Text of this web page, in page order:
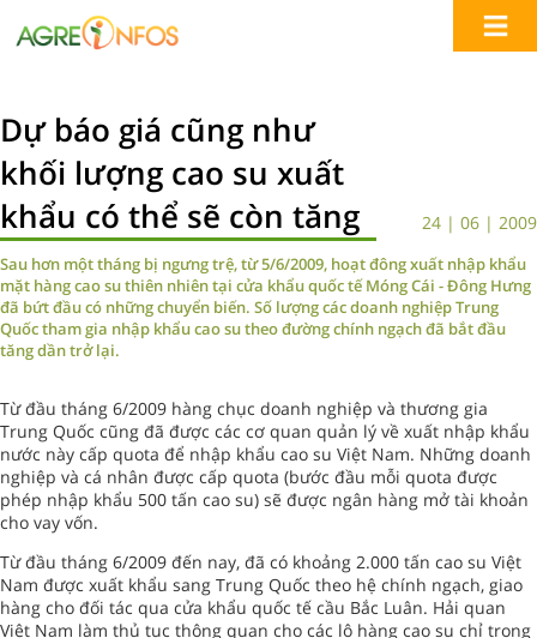
Dự báo giá cũng như
khối lượng cao su xuất
khẩu có thể sẽ còn tăng
24 | 06 | 2009
Sau hơn một tháng bị ngưng trệ, từ 5/6/2009, hoạt đông xuất nhập khẩu
mặt hàng cao su thiên nhiên tại cửa khẩu quốc tế Móng Cái - Đông Hưng
đã bứt đầu có những chuyển biến. Số lượng các doanh nghiệp Trung
Quốc tham gia nhập khẩu cao su theo đường chính ngạch đã bắt đầu
tăng dần trở lại.
Từ đầu tháng 6/2009 hàng chục doanh nghiệp và thương gia
Trung Quốc cũng đã được các cơ quan quản lý về xuất nhập khẩu
nước này cấp quota để nhập khẩu cao su Việt Nam. Những doanh
nghiệp và cá nhân được cấp quota (bước đầu mỗi quota được
phép nhập khẩu 500 tấn cao su) sẽ được ngân hàng mở tài khoản
cho vay vốn.
Từ đầu tháng 6/2009 đến nay, đã có khoảng 2.000 tấn cao su Việt
Nam được xuất khẩu sang Trung Quốc theo hệ chính ngạch, giao
hàng cho đối tác qua cửa khẩu quốc tế cầu Bắc Luân. Hải quan
Việt Nam làm thủ tục thông quan cho các lô hàng cao su chỉ trong